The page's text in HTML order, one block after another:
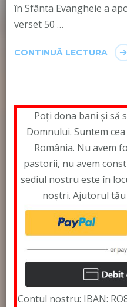
în Sfânta Evangheie a
verset 50 …
CONTINUĂ LECTURA
Poți dona bani și să
Domnului. Suntem
România. Nu avem
pastorii, nu avem
sediul nostru este în
noștri. Ajutorul
Contul nostru: IBAN: